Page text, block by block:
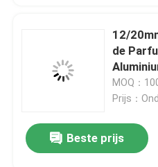
12/
de
MOQ：
Prijs：
Beste prijs